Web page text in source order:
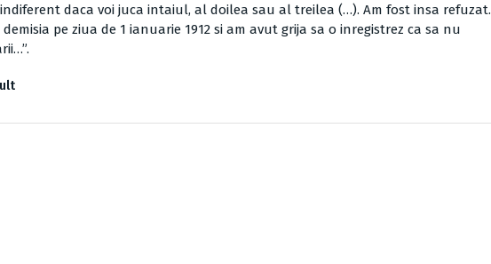
daca voi juca intaiul, al doilea sau al treilea (…). Am fost insa refuzat.
pe ziua de 1 ianuarie 1912 si am avut grija sa o inregistrez ca sa nu